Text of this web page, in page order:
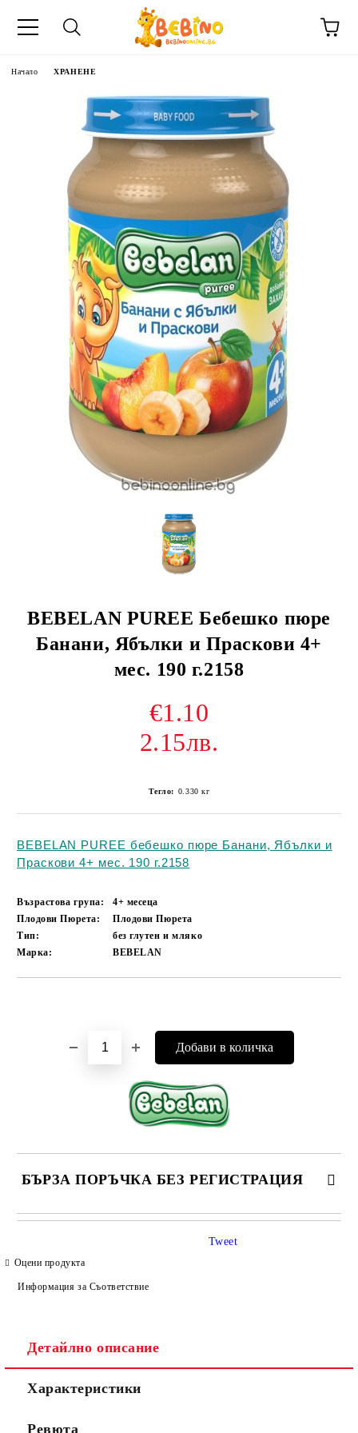
Начало ХРАНЕНЕ
BEBELAN PUREE Бебешко пюре
Банани, Ябълки и Праскови 4+
мес. 190 г.2158
€1.10
2.15лв.
Тегло: 0.330 кг
BEBELAN PUREE бебешко пюре Банани, Ябълки и
Праскови 4+ мес. 190 г.2158
Възрастова група:
4+ месеца
Плодови Пюрета:
Плодови Пюрета
Тип:
без глутен и мляко
Марка:
BEBELAN
БЪРЗА ПОРЪЧКА БЕЗ РЕГИСТРАЦИЯ
САМО ПОПЪЛНЕТЕ 4 ПОЛЕТА
Съгласен съм сПолитиката за лични данни
Ние ще се свържем с вас в рамките на работния ден.
Оцени продукта
Информация за Съответствие
Tweet
Детайлно описание
Характеристики
Ревюта